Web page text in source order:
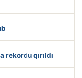
rekordu qırıldı